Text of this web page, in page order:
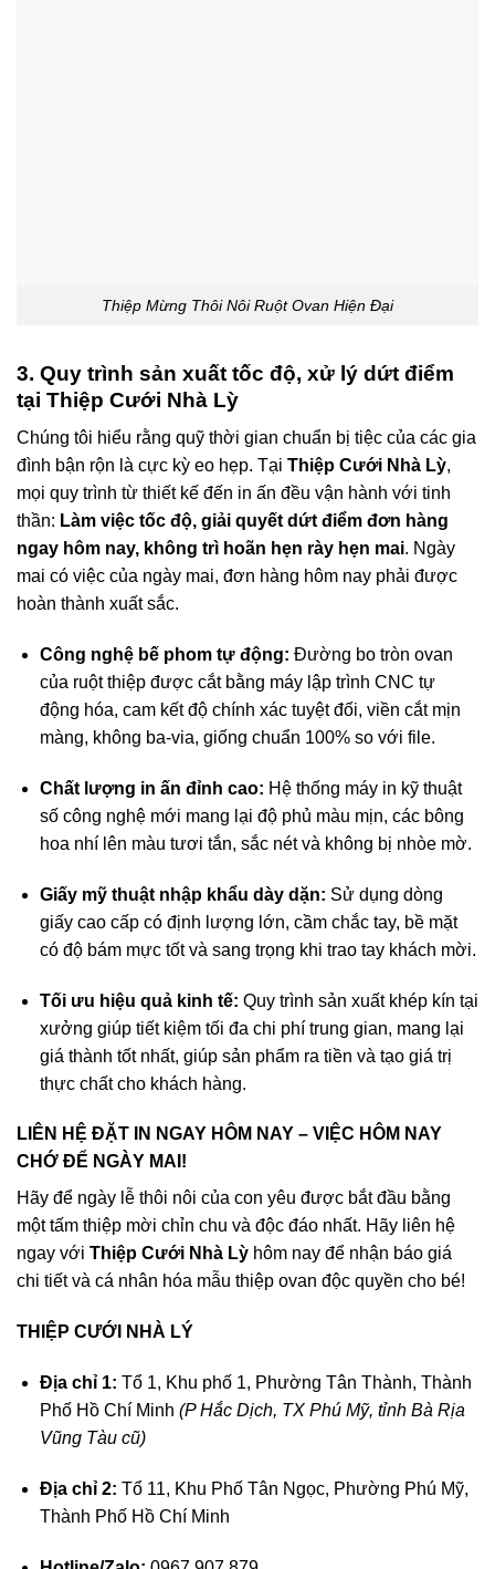
Thiệp Mừng Thôi Nôi Ruột Ovan Hiện Đại
3. Quy trình sản xuất tốc độ, xử lý dứt điểm
tại Thiệp Cưới Nhà Lỳ
Chúng tôi hiểu rằng quỹ thời gian chuẩn bị tiệc của các gia
đình bận rộn là cực kỳ eo hẹp. Tại Thiệp Cưới Nhà Lỳ,
mọi quy trình từ thiết kế đến in ấn đều vận hành với tinh
thần: Làm việc tốc độ, giải quyết dứt điểm đơn hàng
ngay hôm nay, không trì hoãn hẹn rày hẹn mai. Ngày
mai có việc của ngày mai, đơn hàng hôm nay phải được
hoàn thành xuất sắc.
Công nghệ bế phom tự động: Đường bo tròn ovan
của ruột thiệp được cắt bằng máy lập trình CNC tự
động hóa, cam kết độ chính xác tuyệt đối, viền cắt mịn
màng, không ba-via, giống chuẩn 100% so với file.
Chất lượng in ấn đỉnh cao: Hệ thống máy in kỹ thuật
số công nghệ mới mang lại độ phủ màu mịn, các bông
hoa nhí lên màu tươi tắn, sắc nét và không bị nhòe mờ.
Giấy mỹ thuật nhập khẩu dày dặn: Sử dụng dòng
giấy cao cấp có định lượng lớn, cầm chắc tay, bề mặt
có độ bám mực tốt và sang trọng khi trao tay khách mời.
Tối ưu hiệu quả kinh tế: Quy trình sản xuất khép kín tại
xưởng giúp tiết kiệm tối đa chi phí trung gian, mang lại
giá thành tốt nhất, giúp sản phẩm ra tiền và tạo giá trị
thực chất cho khách hàng.
LIÊN HỆ ĐẶT IN NGAY HÔM NAY – VIỆC HÔM NAY
CHỚ ĐỂ NGÀY MAI!
Hãy để ngày lễ thôi nôi của con yêu được bắt đầu bằng
một tấm thiệp mời chỉn chu và độc đáo nhất. Hãy liên hệ
ngay với Thiệp Cưới Nhà Lỳ hôm nay để nhận báo giá
chi tiết và cá nhân hóa mẫu thiệp ovan độc quyền cho bé!
THIỆP CƯỚI NHÀ LÝ
Địa chỉ 1: Tổ 1, Khu phố 1, Phường Tân Thành, Thành
Phố Hồ Chí Minh (P Hắc Dịch, TX Phú Mỹ, tỉnh Bà Rịa
Vũng Tàu cũ)
Địa chỉ 2: Tổ 11, Khu Phố Tân Ngọc, Phường Phú Mỹ,
Thành Phố Hồ Chí Minh